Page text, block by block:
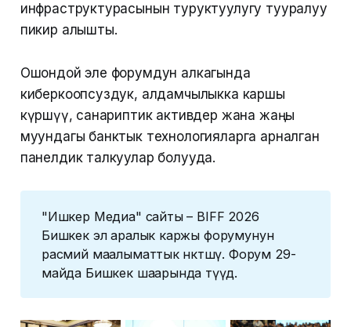
инфраструктурасынын туруктуулугу тууралуу
пикир алышты.
Ошондой эле форумдун алкагында
киберкоопсуздук, алдамчылыкка каршы
күрөшүү, санариптик активдер жана жаңы
муундагы банктык технологияларга арналган
панелдик талкуулар болууда.
"Ишкер Медиа" сайты – BIFF 2026
Бишкек эл аралык каржы форумунун
расмий маалыматтык өнөктөшү. Форум 29-
майда Бишкек шаарында өтүүдө.